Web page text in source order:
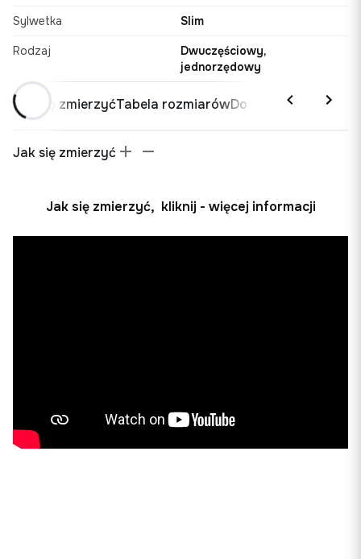
Sylwetka Slim
Rodzaj
Dwuczęściowy,
jednorzędowy
Jak się zmierzyćTabela rozmiarówDostawa i zwrot
Jak się zmierzyć
Jak się zmierzyć, kliknij - więcej informacji